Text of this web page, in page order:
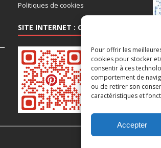
Pour offrir les
cookies pour stocker
consentir à ces
comportement de
ou de retirer son
caractéristiques et
Accepter
Politiques de cookies
SITE INTERNET : CHAUSSY95.COM